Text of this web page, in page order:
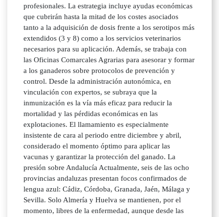
profesionales. La estrategia incluye ayudas económicas
que cubrirán hasta la mitad de los costes asociados
tanto a la adquisición de dosis frente a los serotipos más
extendidos (3 y 8) como a los servicios veterinarios
necesarios para su aplicación. Además, se trabaja con
las Oficinas Comarcales Agrarias para asesorar y formar
a los ganaderos sobre protocolos de prevención y
control. Desde la administración autonómica, en
vinculación con expertos, se subraya que la
inmunización es la vía más eficaz para reducir la
mortalidad y las pérdidas económicas en las
explotaciones. El llamamiento es especialmente
insistente de cara al periodo entre diciembre y abril,
considerado el momento óptimo para aplicar las
vacunas y garantizar la protección del ganado. La
presión sobre Andalucía Actualmente, seis de las ocho
provincias andaluzas presentan focos confirmados de
lengua azul: Cádiz, Córdoba, Granada, Jaén, Málaga y
Sevilla. Solo Almería y Huelva se mantienen, por el
momento, libres de la enfermedad, aunque desde las